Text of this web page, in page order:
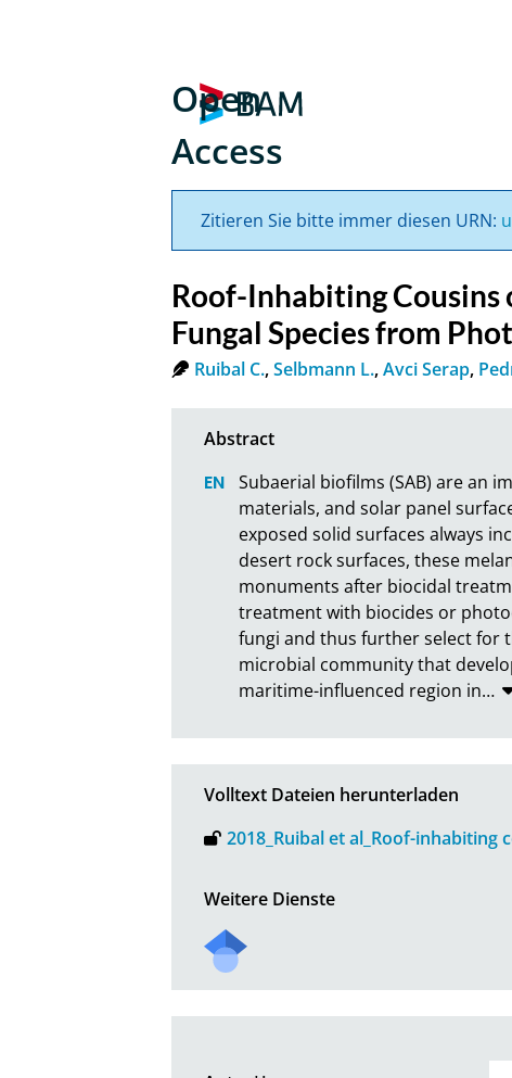
Open
Access
Zitieren Sie bitte immer diesen URN:
Roof-Inhabiting
Fungal Species from
Ruibal C.,Selbmann L.,Avci Serap,
Subaerial biofilms (SAB) are an
materials, and solar panel
exposed solid surfaces always
desert rock surfaces, these
monuments after biocidal
treatment with biocides or
fungi and thus further select for
microbial community that
maritime-influenced region in…
Volltext Dateien herunterladen
2018_Ruibal et al_Roof-
Weitere Dienste